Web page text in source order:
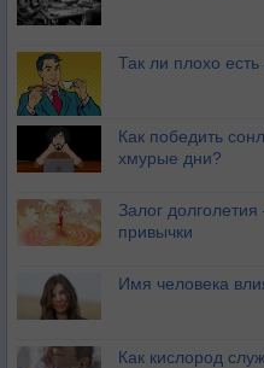
Так ли плохо
Как победить
хмурые дни?
Залог
привычки
Имя человека
Как кислород